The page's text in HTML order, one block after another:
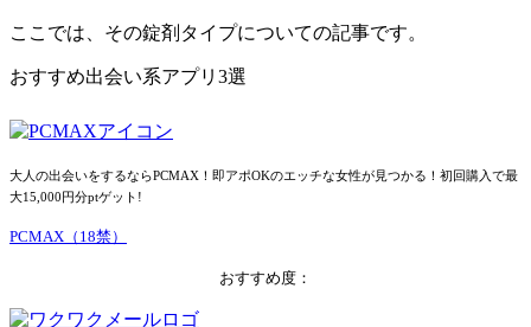
ここでは、その錠剤タイプについての記事です。
おすすめ出会い系アプリ3選
大人の出会いをするならPCMAX！即アポOKのエッチな女性が見つかる！初回購入で最
大15,000円分ptゲット!
PCMAX（18禁）
おすすめ度：